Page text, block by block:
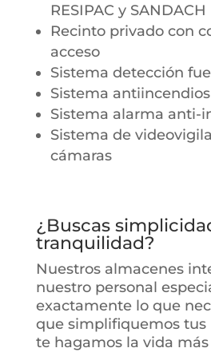
RESIPAC y SANDACH
Recinto privado con
acceso
Sistema detección
Sistema
Sistema alarma anti-
Sistema de
cámaras
¿Buscas
tranquilidad?
Nuestros almacenes
nuestro personal
exactamente lo que
que simplifiquemos tus
te hagamos la vida